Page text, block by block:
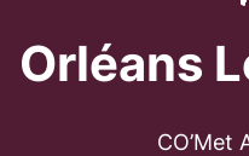
Orléans
CO’Met